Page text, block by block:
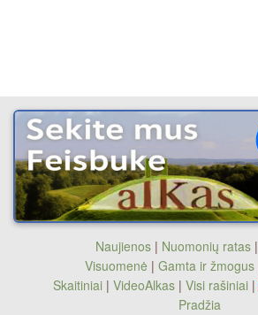
Naujienos| Nuomonių ratas|
Visuomenė | Gamta ir žmogus
Skaitiniai | VideoAlkas | Visi rašiniai |
Pradžia